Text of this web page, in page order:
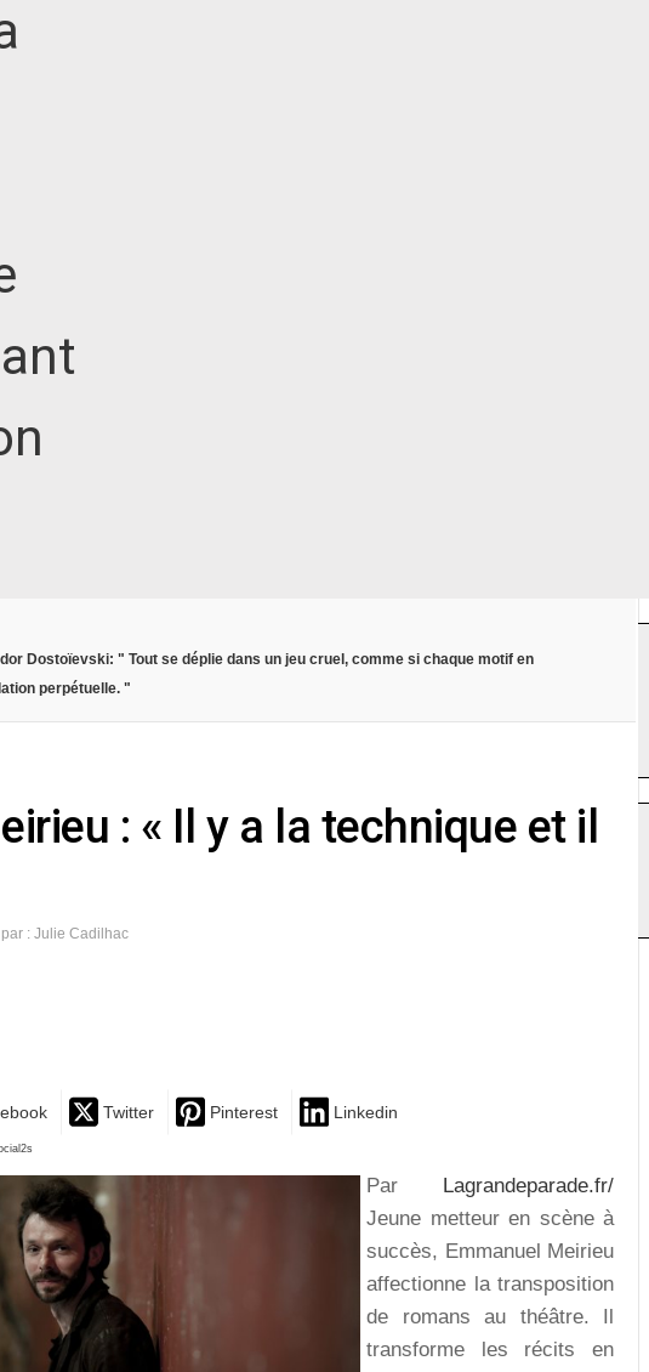
Dostoïevski: " Tout se déplie dans un jeu cruel, comme si chaque motif en
perpétuelle. "
: « Il y a la technique et il
par : Julie Cadilhac
Twitter Pinterest Linkedin
Par Lagrandeparade.fr/
Jeune metteur en scène à
succès, Emmanuel Meirieu
affectionne la transposition
de romans au théâtre. Il
transforme les récits en